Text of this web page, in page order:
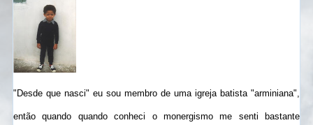
"Desde que nasci" eu sou membro de uma igreja batista "arminiana",
então quando quando conheci o monergismo me senti bastante